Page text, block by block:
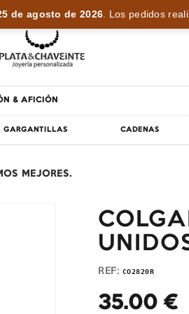
de agosto de 2026. Los pedidos
& AFICIÓN
GARGANTILLAS CADENAS
MEJORES.
REF: CO2820R
35.00 €